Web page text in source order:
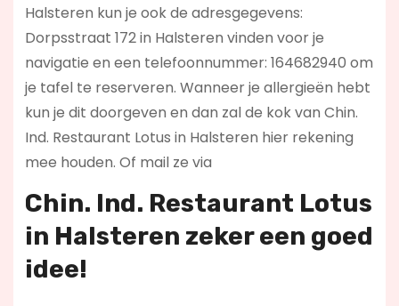
Halsteren kun je ook de adresgegevens:
Dorpsstraat 172 in Halsteren vinden voor je
navigatie en een telefoonnummer: 164682940 om
je tafel te reserveren. Wanneer je allergieën hebt
kun je dit doorgeven en dan zal de kok van Chin.
Ind. Restaurant Lotus in Halsteren hier rekening
mee houden. Of mail ze via
Chin. Ind. Restaurant Lotus
in Halsteren zeker een goed
idee!